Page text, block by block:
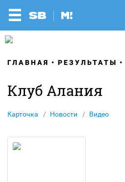
ГЛАВНАЯ РЕЗУЛЬТАТЫ
Клуб Алания
Карточка Новости Видео